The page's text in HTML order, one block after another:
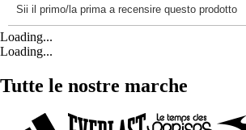
Loading...
Loading...
Tutte le nostre marche